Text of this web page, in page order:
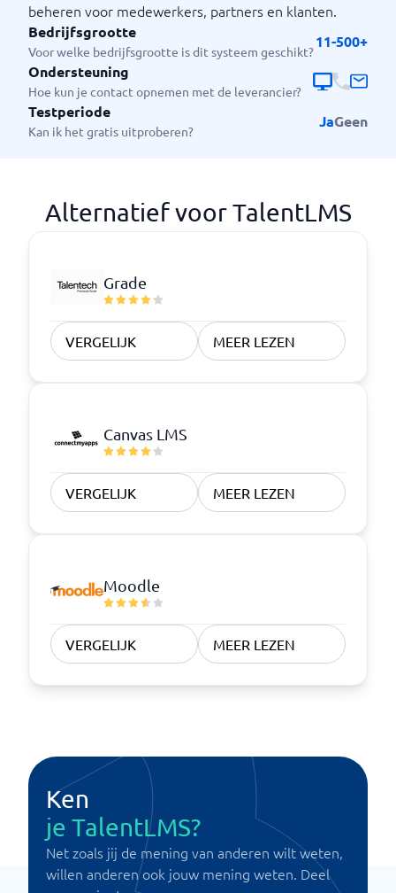
beheren voor medewerkers, partners en klanten.
Bedrijfsgrootte
Voor welke bedrijfsgrootte is dit systeem geschikt?
11-500+
Ondersteuning
Hoe kun je contact opnemen met de leverancier?
Testperiode
Kan ik het gratis uitproberen?
JaGeen
Alternatief voor TalentLMS
Grade
VERGELIJK MEER LEZEN
Canvas LMS
VERGELIJK MEER LEZEN
Moodle
VERGELIJK MEER LEZEN
Ken
je TalentLMS?
Net zoals jij de mening van anderen wilt weten,
willen anderen ook jouw mening weten. Deel